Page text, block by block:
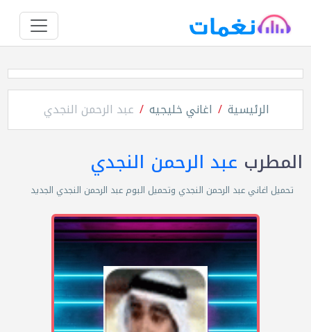
الرئيسية اغاني خليجيه عبد الرحمن النجدي
المطرب عبد الرحمن النجدي
تحميل اغاني عبد الرحمن النجدي وتحميل البوم عبد الرحمن النجدي الجديد